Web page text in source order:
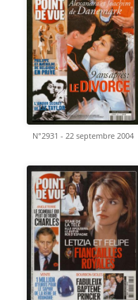
N°2931 - 22 septembre 2004